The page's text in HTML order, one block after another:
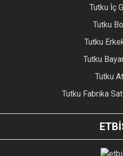
Tutku İç
Tutku
Tutku
Tutku
Tutku
Tutku Fabrika